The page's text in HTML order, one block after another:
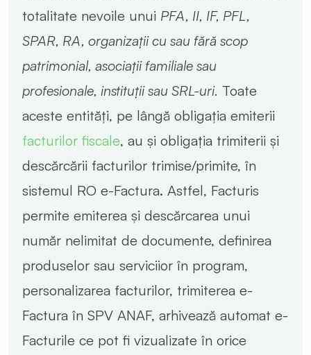
totalitate nevoile unui PFA, II, IF, PFL,
SPAR, RA, organizații cu sau fără scop
patrimonial, asociații familiale sau
profesionale, instituții sau SRL-uri. Toate
aceste entități, pe lângă obligația emiterii
facturilor fiscale, au și obligația trimiterii și
descărcării facturilor trimise/primite, în
sistemul RO e-Factura. Astfel, Facturis
permite emiterea și descărcarea unui
număr nelimitat de documente, definirea
produselor sau serviciior în program,
personalizarea facturilor, trimiterea e-
Factura în SPV ANAF, arhivează automat e-
Facturile ce pot fi vizualizate în orice